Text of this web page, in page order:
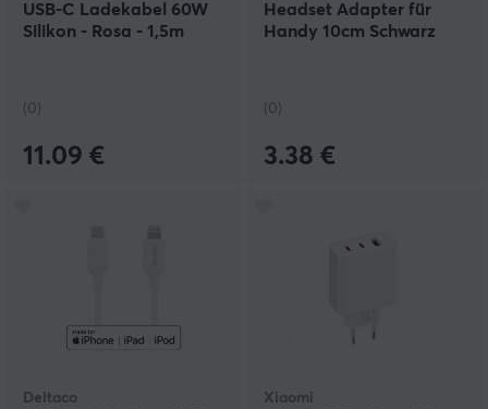
USB-C Ladekabel 60W
Silikon - Rosa - 1,5m
(0)
11.09 €
Headset Adapter für
Handy 10cm Schwarz
(0)
3.38 €
Deltaco Xiaomi